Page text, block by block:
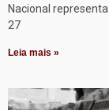
Nacional
27
Leia mais »